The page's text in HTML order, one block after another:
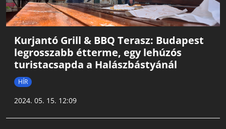
Kurjantó Grill & BBQ Terasz: Budapest
legrosszabb étterme, egy lehúzós
turistacsapda a Halászbástyánál
HÍR
2024. 05. 15. 12:09